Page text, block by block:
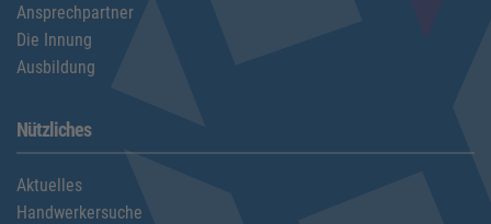
Ansprechpartner
Die Innung
Ausbildung
Nützliches
Aktuelles
Handwerkersuche